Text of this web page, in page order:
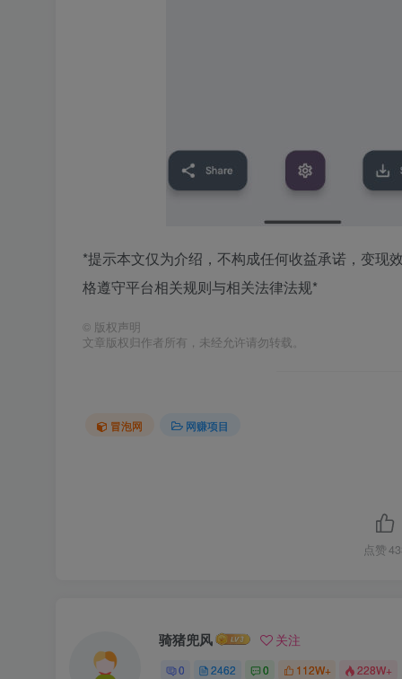
*提示本文仅为介绍，不构成任何收益承诺，变现
格遵守平台相关规则与相关法律法规*
© 版权声明
文章版权归作者所有，未经允许请勿转载。
冒泡网 网赚项目
点赞
骑猪兜风 关注
0 2462 0 112W+ 228W+